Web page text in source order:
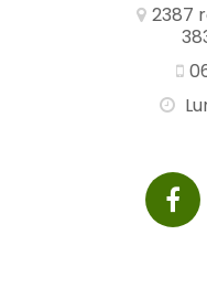
2387